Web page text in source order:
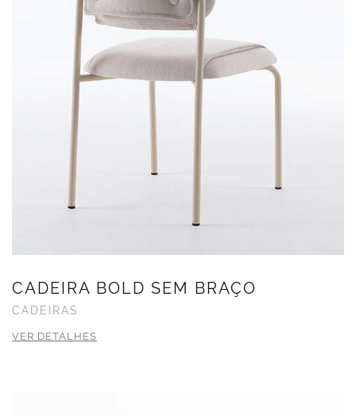
CADEIRA BOLD SEM BRAÇO
CADEIRAS
VER DETALHES